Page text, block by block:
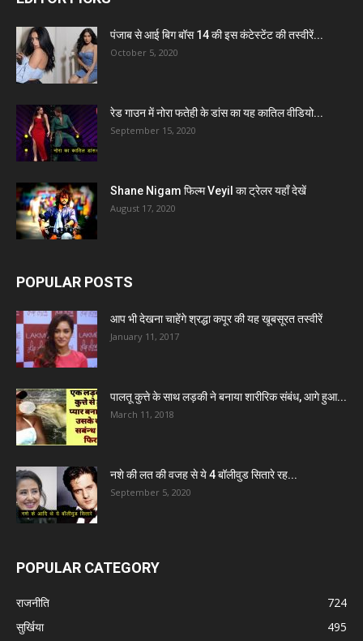
पंजाब से आई बिग बॉस 14 की इस कंटेस्टेंट की तस्वीरें...
October 5, 2020
रेड गाउन में नोरा फतेही के डांस का यह कातिल वीडियो...
September 15, 2020
Shane Nigam फिल्म Veyil का ट्रेलर यहाँ देखें
August 17, 2020
POPULAR POSTS
आप भी देखना चाहेंगे श्रद्धा कपूर की यह खूबसूरत तस्वीरें
January 11, 2017
पालतू कुत्ते के साथ लड़की ने बनाया शारीरिक संबंध, आगे हुआ...
March 11, 2018
नशे की लत की वजह से ये 4 बॉलीवुड सितारे रह...
September 5, 2020
POPULAR CATEGORY
राजनीति
724
सुर्खिया
495